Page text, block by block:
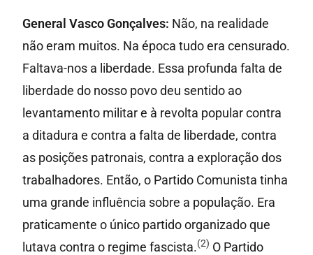
General Vasco Gonçalves: Não, na realidade
não eram muitos. Na época tudo era censurado.
Faltava-nos a liberdade. Essa profunda falta de
liberdade do nosso povo deu sentido ao
levantamento militar e à revolta popular contra
a ditadura e contra a falta de liberdade, contra
as posições patronais, contra a exploração dos
trabalhadores. Então, o Partido Comunista tinha
uma grande influência sobre a população. Era
praticamente o único partido organizado que
lutava contra o regime fascista.(2) O Partido